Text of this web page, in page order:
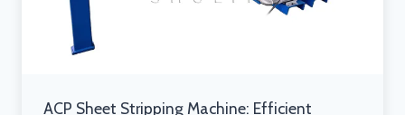
ACP Sheet Stripping Machine: Efficient